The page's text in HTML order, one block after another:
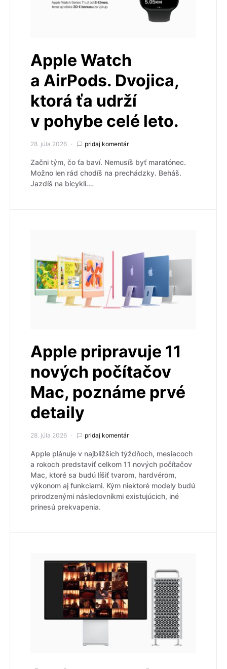
Apple Watch
a AirPods. Dvojica,
ktorá ťa udrží
v pohybe celé leto.
28. júla 2026 pridaj komentár
Začni tým, čo ťa baví. Nemusíš byť maratónec.
Možno len rád chodíš na prechádzky. Beháš.
Jazdíš na bicykli.…
Apple pripravuje 11
nových počítačov
Mac, poznáme prvé
detaily
28. júla 2026 pridaj komentár
Apple plánuje v najbližších týždňoch, mesiacoch
a rokoch predstaviť celkom 11 nových počítačov
Mac, ktoré sa budú líšiť tvarom, hardvérom,
výkonom aj funkciami. Kým niektoré modely budú
prirodzenými následovníkmi existujúcich, iné
prinesú prekvapenia.